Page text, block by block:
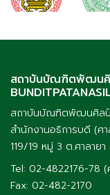
สถาบันบัณฑิตพัฒน
สถาบันบัณฑิตพัฒนศิลป์
สำนักงานอธิการบดี (ศา
119/19 หมู่ 3 ต.ศาลา
Tel: 02-4822176-78 (
Fax: 02-482-2170